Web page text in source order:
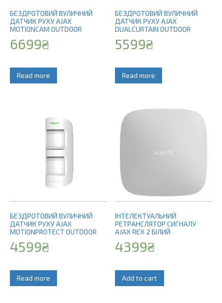
БЕЗДРОТОВИЙ ВУЛИЧНИЙ
ДАТЧИК РУХУ AJAX
MOTIONCAM OUTDOOR
6699₴
Read more
БЕЗДРОТОВИЙ ВУЛИЧНИЙ
ДАТЧИК РУХУ AJAX
DUALCURTAIN OUTDOOR
5599₴
Read more
БЕЗДРОТОВИЙ ВУЛИЧНИЙ
ДАТЧИК РУХУ AJAX
MOTIONPROTECT OUTDOOR
4599₴
Read more
ІНТЕЛЕКТУАЛЬНИЙ
РЕТРАНСЛЯТОР СИГНАЛУ
AJAX REX 2 БІЛИЙ
4399₴
Add to cart